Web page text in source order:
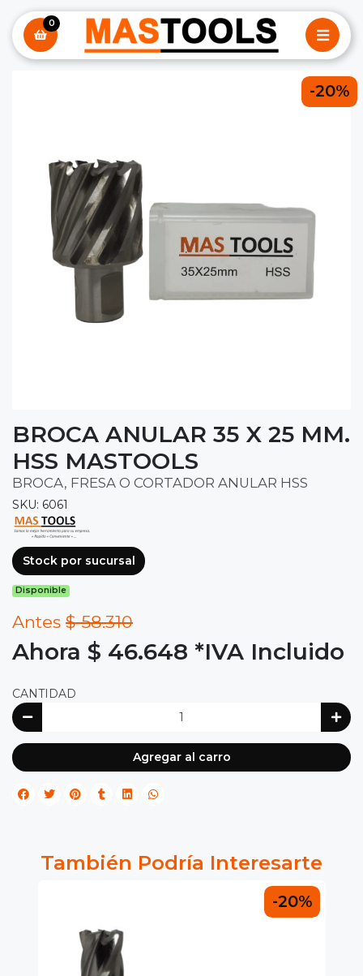
0
-20%
BROCA ANULAR 35 X 25 MM.
HSS MASTOOLS
BROCA, FRESA O CORTADOR ANULAR HSS
SKU: 6061
Stock por sucursal
Disponible
Antes $ 58.310
Ahora $ 46.648 *IVA Incluido
CANTIDAD
Agregar al carro
También Podría Interesarte
-20%